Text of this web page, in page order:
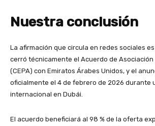
Nuestra conclusión
La afirmación que circula en redes sociales
cerró técnicamente el Acuerdo de Asociación
(CEPA) con Emiratos Árabes Unidos, y el
oficialmente el 4 de febrero de 2026 durante
internacional en Dubái.
El acuerdo beneficiará al 98 % de la oferta